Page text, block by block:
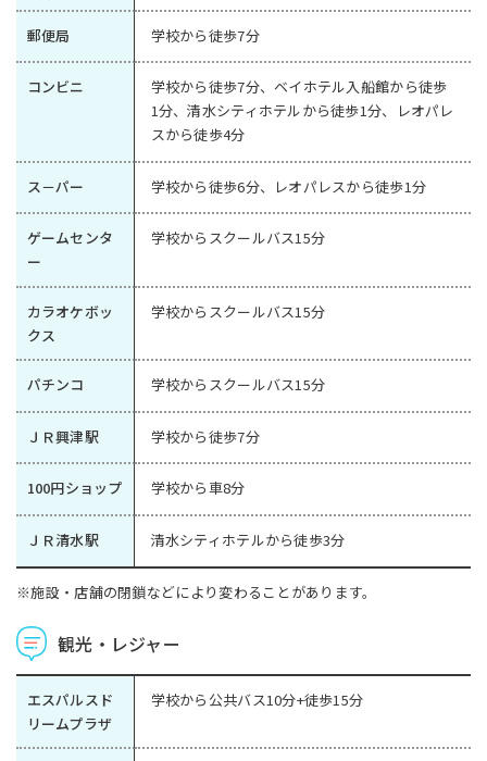
郵便局 学校から徒歩7分
コンビニ
学校から徒歩7分、ベイホテル入船館から徒歩
1分、清水シティホテルから徒歩1分、レオパレ
スから徒歩4分
ス－パー 学校から徒歩6分、レオパレスから徒歩1分
ゲームセンタ
ー
学校からスクールバス15分
カラオケボッ
クス
学校からスクールバス15分
パチンコ 学校からスクールバス15分
ＪＲ興津駅 学校から徒歩7分
100円ショップ 学校から車8分
ＪＲ清水駅 清水シティホテルから徒歩3分
※施設・店舗の閉鎖などにより変わることがあります。
観光・レジャー
エスパルスド
リームプラザ
学校から公共バス10分+徒歩15分